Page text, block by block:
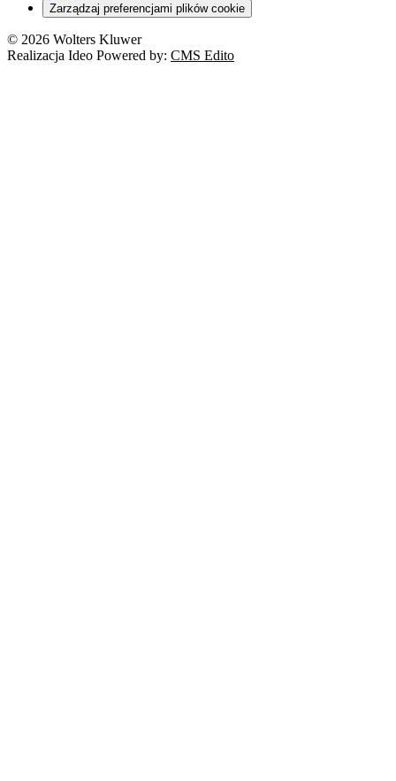
Zarządzaj preferencjami plików cookie
© 2026 Wolters Kluwer
Realizacja Ideo Powered by: CMS Edito